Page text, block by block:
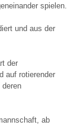
spielen.
und aus der
der
auf rotierender
ab